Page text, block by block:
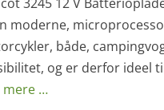
moderne,
både,
og er derfor ideel
mere …